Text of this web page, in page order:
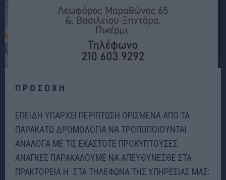
Π Ρ Ο Σ Ο Χ Η
ΕΠΕΙΔΗ ΥΠΑΡΧΕΙ ΠΕΡΙΠΤΩΣΗ ΟΡΙΣΜΕΝΑ ΑΠΟ ΤΑ
ΠΑΡΑΚΑΤΩ ΔΡΟΜΟΛΟΓΙΑ ΝΑ ΤΡΟΠΟΠΟΙΟΥΝΤΑΙ
ANAΛOΓA ΜΕ ΤΙΣ ΕΚΑΣΤΟΤΕ ΠΡΟΚΥΠΤΟΥΣΕΣ
ΑΝΑΓΚΕΣ ΠΑΡΑΚΑΛΟΥΜΕ ΝΑ ΑΠΕΥΘΥΝΕΣΘΕ ΣΤΑ
ΠΡΑΚΤΟΡΕΙΑ Η΄ ΣΤΑ ΤΗΛΕΦΩΝΑ ΤΗΣ ΥΠΗΡΕΣΙΑΣ ΜΑΣ: